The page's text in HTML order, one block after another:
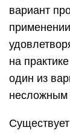
вариант
на
один из
несложным